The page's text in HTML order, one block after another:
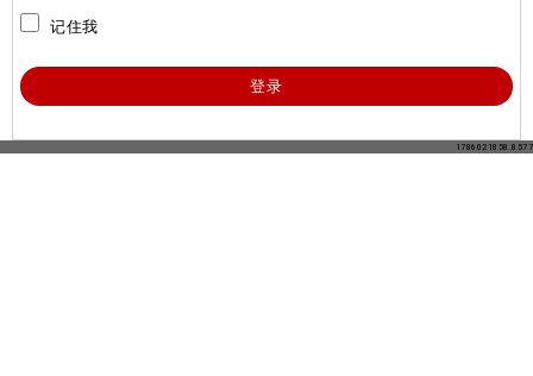
记住我
1786021858.8577